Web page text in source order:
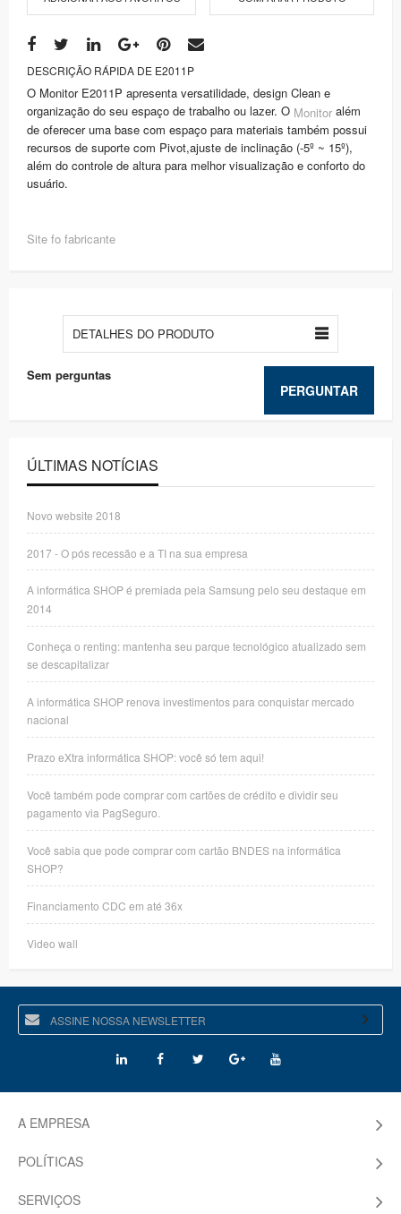
DESCRIÇÃO RÁPIDA DE E2011P
O Monitor E2011P apresenta versatilidade, design Clean e
organização do seu espaço de trabalho ou lazer. O Monitor além
de oferecer uma base com espaço para materiais também possui
recursos de suporte com Pivot,ajuste de inclinação (-5º ~ 15º),
além do controle de altura para melhor visualização e conforto do
usuário.
Site fo fabricante
DETALHES DO PRODUTO
PERGUNTAR
Sem perguntas
ÚLTIMAS NOTÍCIAS
Novo website 2018
2017 - O pós recessão e a TI na sua empresa
A informática SHOP é premiada pela Samsung pelo seu destaque em
2014
Conheça o renting: mantenha seu parque tecnológico atualizado sem
se descapitalizar
A informática SHOP renova investimentos para conquistar mercado
nacional
Prazo eXtra informática SHOP: você só tem aqui!
Você também pode comprar com cartões de crédito e dividir seu
pagamento via PagSeguro.
Você sabia que pode comprar com cartão BNDES na informática
SHOP?
Financiamento CDC em até 36x
Video wall
A EMPRESA
POLÍTICAS
SERVIÇOS